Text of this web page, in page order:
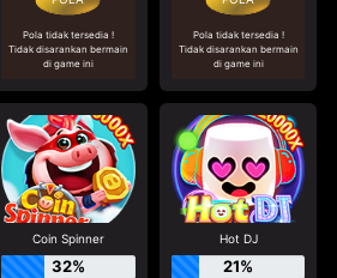
Pola tidak tersedia !
Tidak disarankan bermain
di game ini
Pola tidak tersedia !
Tidak disarankan bermain
di game ini
Coin Spinner
32%
Hot DJ
21%